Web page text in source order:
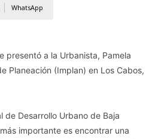
WhatsApp
presentó a la Urbanista, Pamela
Planeación (Implan) en Los Cabos,
Desarrollo Urbano de Baja
importante es encontrar una